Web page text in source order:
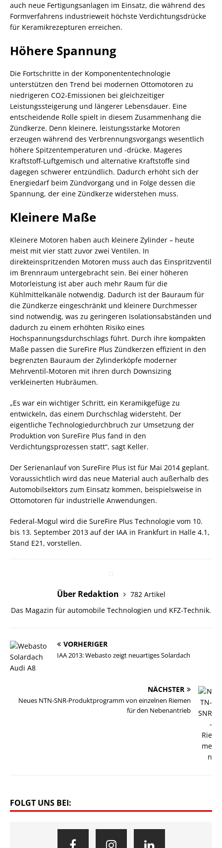
auch neue Fertigungsanlagen im Einsatz, die während des
Formverfahrens industrieweit höchste Verdichtungsdrücke
für Keramikrezepturen erreichen.
Höhere Spannung
Die Fortschritte in der Komponententechnologie
unterstützen den Trend bei modernen Ottomotoren zu
niedrigeren CO2-Emissionen bei gleichzeitiger
Leistungssteigerung und längerer Lebensdauer. Eine
entscheidende Rolle spielt in diesem Zusammenhang die
Zündkerze. Denn kleinere, leistungsstarke Motoren
erzeugen während des Verbrennungsvorgangs wesentlich
höhere Spitzentemperaturen und -drücke. Mageres
Kraftstoff-Luftgemisch und alternative Kraftstoffe sind
dagegen schwerer entzündlich. Dadurch erhöht sich der
Energiedarf beim Zündvorgang und in Folge dessen die
Spannung, der eine Zündkerze widerstehen muss.
Kleinere Maße
Kleinere Motoren haben auch kleinere Zylinder – heute
meist mit vier statt zuvor zwei Ventilen. In
direkteinspritzenden Motoren muss auch das Einspritzventil
im Brennraum untergebracht sein. Bei einer höheren
Motorleistung ist aber auch mehr Raum für die
Kühlmittelkanäle notwendig. Dadurch ist der Bauraum für
die Zündkerze eingeschränkt und kleinere Durchmesser
sind notwendig, was zu geringeren Isolationsabständen und
dadurch zu einem erhöhten Risiko eines
Hochspannungsdurchschlags führt. Durch ihre kompakten
Maße passen die SureFire Plus Zündkerzen effizient in den
begrenzten Bauraum der Zylinderköpfe moderner
Mehrventil-Motoren mit ihren durch Downsizing
verkleinerten Hubräumen.
„Es war ein wichtiger Schritt, ein Keramikgefüge zu
entwickeln, das einem Durchschlag widersteht. Der
eigentliche Technologiedurchbruch zur Umsetzung der
Produktion von SureFire Plus fand in den
Verdichtungsprozessen statt“, sagt Keller.
Der Serienanlauf von SureFire Plus ist für Mai 2014 geplant.
Voraussichtlich wird das neue Material auch außerhalb des
Automobilsektors zum Einsatz kommen, beispielsweise in
Ottomotoren für industrielle Anwendungen.
Federal-Mogul wird die SureFire Plus Technologie vom 10.
bis 13. September 2013 auf der IAA in Frankfurt in Halle 4.1,
Stand E21, vorstellen.
Über Redaktion
782 Artikel
Das Magazin für automobile Technologien und KFZ-Technik.
VORHERIGER
IAA 2013: Webasto zeigt neuartiges Solardach
NÄCHSTER
Neues NTN-SNR-Produktprogramm von einzelnen Riemen
für den Nebenantrieb
FOLGT UNS BEI: